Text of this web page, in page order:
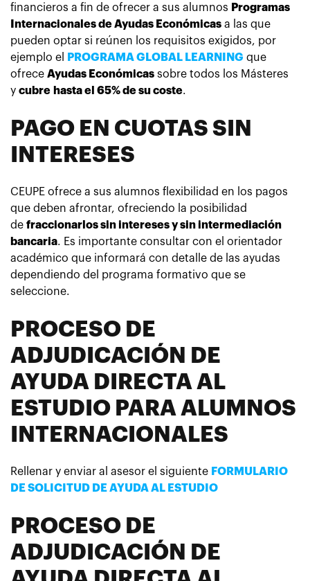
financieros a fin de ofrecer a sus alumnos Programas
Internacionales de Ayudas Económicas a las que
pueden optar si reúnen los requisitos exigidos, por
ejemplo el
PROGRAMA GLOBAL LEARNING que
ofrece Ayudas Económicas sobre todos los Másteres
y cubre hasta el 65% de su coste.
PAGO EN CUOTAS SIN
INTERESES
CEUPE ofrece a sus alumnos flexibilidad en los pagos
que deben afrontar, ofreciendo la posibilidad
de fraccionarlos sin intereses y sin intermediación
bancaria. Es importante consultar con el orientador
académico que informará con detalle de las ayudas
dependiendo del programa formativo que se
seleccione.
PROCESO DE
ADJUDICACIÓN DE
AYUDA DIRECTA AL
ESTUDIO PARA ALUMNOS
INTERNACIONALES
Rellenar y enviar al asesor el siguiente FORMULARIO
DE SOLICITUD DE AYUDA AL ESTUDIO
PROCESO DE
ADJUDICACIÓN DE